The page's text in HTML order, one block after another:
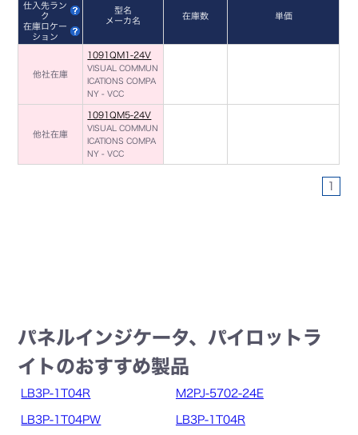
仕入先ラン
ク
在庫ロケー
ション
型名
メーカ名
在庫数 単価
他社在庫
1091QM1-24V
VISUAL COMMUN
ICATIONS COMPA
NY - VCC
他社在庫
1091QM5-24V
VISUAL COMMUN
ICATIONS COMPA
NY - VCC
1
パネルインジケータ、パイロットラ
イトのおすすめ製品
LB3P-1T04R M2PJ-5702-24E
LB3P-1T04PW LB3P-1T04R